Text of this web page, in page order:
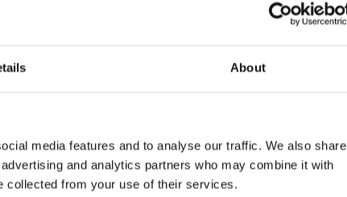
About
media features and to analyse our traffic. We also share
and analytics partners who may combine it with
collected from your use of their services.